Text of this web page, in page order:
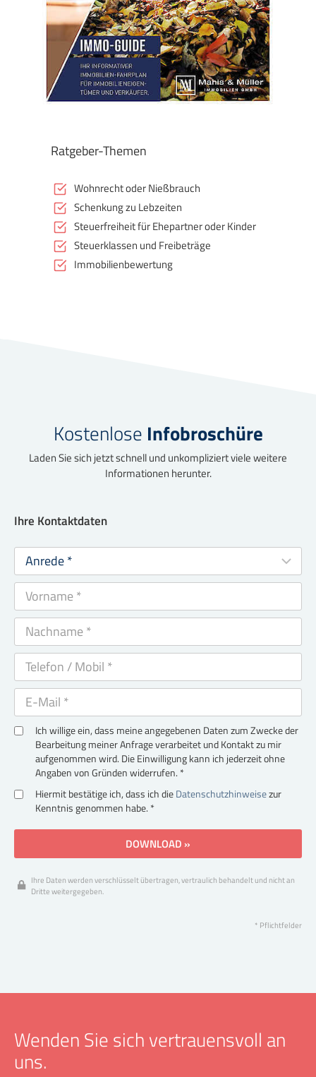
Ratgeber-Themen
Wohnrecht oder Nießbrauch
Schenkung zu Lebzeiten
Steuerfreiheit für Ehepartner oder Kinder
Steuerklassen und Freibeträge
Immobilienbewertung
Kostenlose Infobroschüre
Laden Sie sich jetzt schnell und unkompliziert viele weitere
Informationen herunter.
Ihre Kontaktdaten
Ich willige ein, dass meine angegebenen Daten zum Zwecke der
Bearbeitung meiner Anfrage verarbeitet und Kontakt zu mir
aufgenommen wird. Die Einwilligung kann ich jederzeit ohne
Angaben von Gründen widerrufen. *
Hiermit bestätige ich, dass ich die Datenschutzhinweisezur
Kenntnis genommen habe. *
DOWNLOAD »
Ihre Daten werden verschlüsselt übertragen, vertraulich behandelt und nicht an
Dritte weitergegeben.
* Pflichtfelder
Wenden Sie sich vertrauensvoll an
uns.